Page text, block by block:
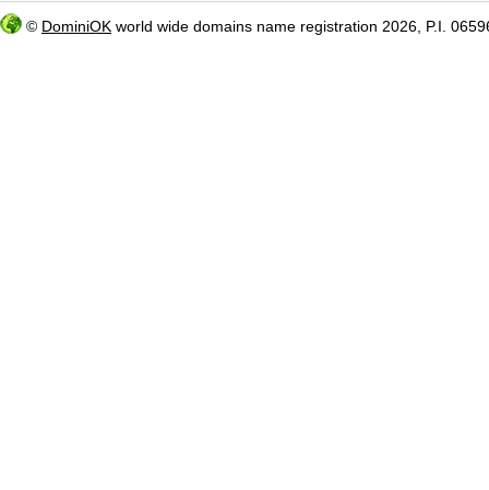
© DominiOK world wide domains name registration 2026, P.I.